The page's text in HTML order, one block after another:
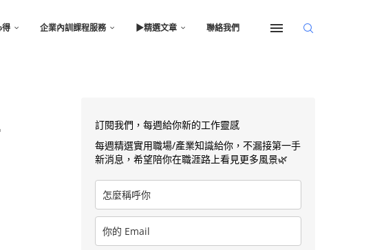
得 企業內訓課程服務 ▶︎精選文章 聯絡我們
訂閱我們，每週給你新的工作靈感
每週精選實用職場/產業知識給你，不漏接第一手
新消息，希望陪你在職涯路上看見更多風景🌿